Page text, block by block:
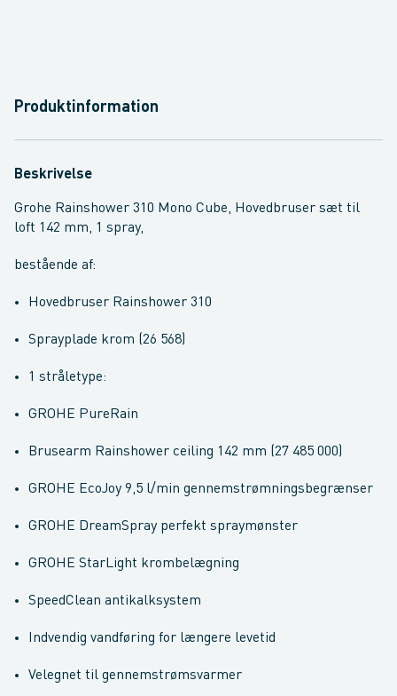
Produktinformation
Beskrivelse
Grohe Rainshower 310 Mono Cube, Hovedbruser sæt til
loft 142 mm, 1 spray,
bestående af:
Hovedbruser Rainshower 310
Sprayplade krom (26 568)
1 stråletype:
GROHE PureRain
Brusearm Rainshower ceiling 142 mm (27 485 000)
GROHE EcoJoy 9,5 l/min gennemstrømningsbegrænser
GROHE DreamSpray perfekt spraymønster
GROHE StarLight krombelægning
SpeedClean antikalksystem
Indvendig vandføring for længere levetid
Velegnet til gennemstrømsvarmer